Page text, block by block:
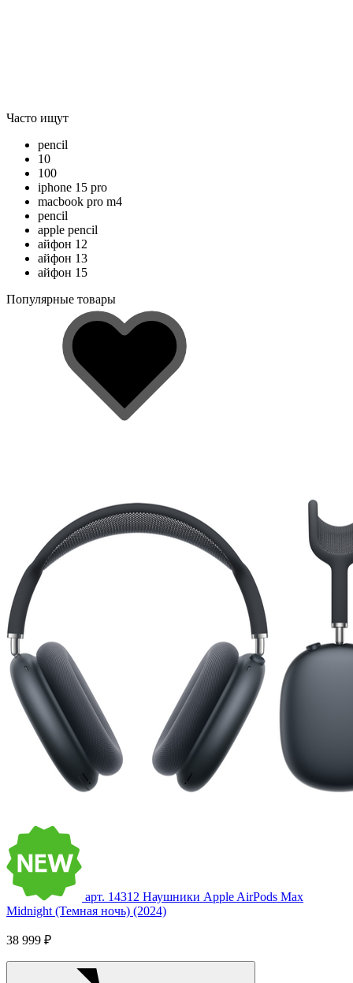
Часто ищут
pencil
10
100
iphone 15 pro
macbook pro m4
pencil
apple pencil
айфон 12
айфон 13
айфон 15
Популярные товары
арт. 14312 Наушники Apple AirPods Max
Midnight (Темная ночь) (2024)
38 999 ₽